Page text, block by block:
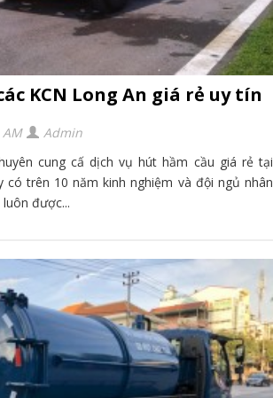
KCN Long An giá rẻ uy tín
Admin
cung cấ dịch vụ hút hầm cầu giá rẻ tại
có trên 10 năm kinh nghiệm và đội ngủ nhân
được...